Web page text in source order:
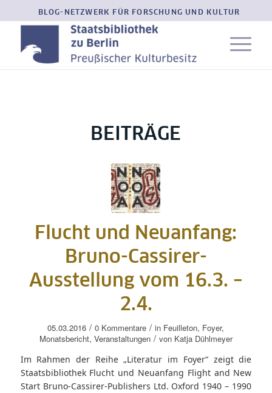
BLOG-NETZWERK FÜR FORSCHUNG UND KULTUR
BEITRÄGE
Flucht und Neuanfang:
Bruno-Cassirer-
Ausstellung vom 16.3. –
2.4.
05.03.2016 / 0 Kommentare / in Feuilleton, Foyer,
Monatsbericht, Veranstaltungen / von Katja Dühlmeyer
Im Rahmen der Reihe „Literatur im Foyer“ zeigt die
Staatsbibliothek Flucht und Neuanfang Flight and New
Start Bruno-Cassirer-Publishers Ltd. Oxford 1940 – 1990